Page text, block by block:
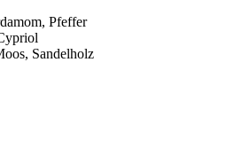
Pfeffer
Sandelholz